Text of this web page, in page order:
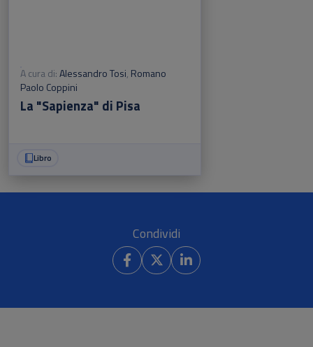
A cura di:Alessandro Tosi, Romano
Paolo Coppini
La "Sapienza" di Pisa
Libro
Condividi